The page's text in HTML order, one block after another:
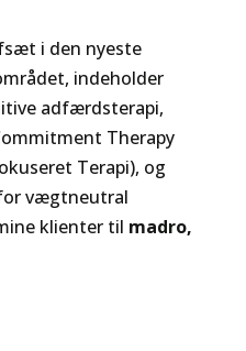
i den nyeste
indeholder
adfærdsterapi,
Therapy
Terapi), og
vægtneutral
klienter til madro,